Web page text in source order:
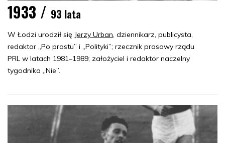
1933 / 93 lata
W Łodzi urodził się Jerzy Urban, dziennikarz, publicysta,
redaktor „Po prostu” i „Polityki”; rzecznik prasowy rządu
PRL w latach 1981–1989; założyciel i redaktor naczelny
tygodnika „Nie”.